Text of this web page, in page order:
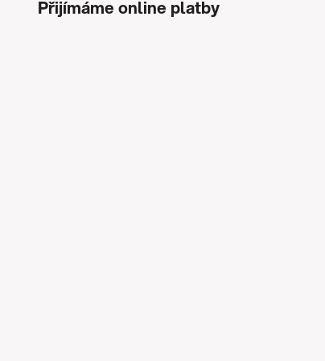
Přijímáme online platby